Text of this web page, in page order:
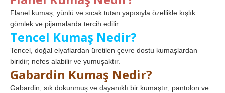
Flanel kumaş, yünlü ve sıcak tutan yapısıyla özellikle kışlık
gömlek ve pijamalarda tercih edilir.
Tencel Kumaş Nedir?
Tencel, doğal elyaflardan üretilen çevre dostu kumaşlardan
biridir; nefes alabilir ve yumuşaktır.
Gabardin Kumaş Nedir?
Gabardin, sık dokunmuş ve dayanıklı bir kumaştır; pantolon ve